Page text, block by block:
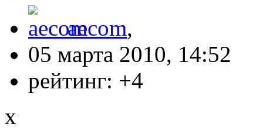
aecom,
05 марта 2010, 14:52
рейтинг: +4
x